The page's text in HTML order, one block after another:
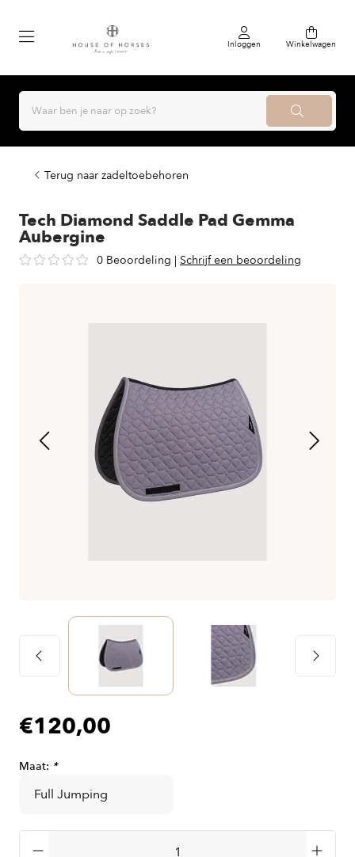
Inloggen Winkelwagen
Terug naar zadeltoebehoren
Tech Diamond Saddle Pad Gemma
Aubergine
0 Beoordeling | Schrijf een beoordeling
€120,00
Maat: *